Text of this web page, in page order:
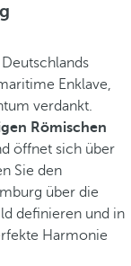
Deutschlands
Enklave,
verdankt.
Römischen
öffnet sich über
Sie den
über die
definieren und in
Harmonie